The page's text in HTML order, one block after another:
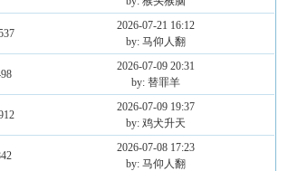
2026-07-21 16:12
by: 马仰人翻
2026-07-09 20:31
by: 替罪羊
2026-07-09 19:37
by: 鸡犬升天
2026-07-08 17:23
by: 马仰人翻